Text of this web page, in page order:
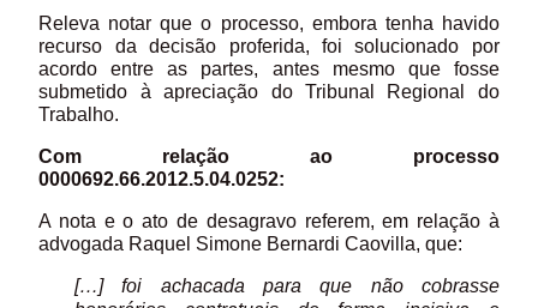
Releva notar que o processo, embora tenha havido
recurso da decisão proferida, foi solucionado por
acordo entre as partes, antes mesmo que fosse
submetido à apreciação do Tribunal Regional do
Trabalho.
Com relação ao processo
0000692.66.2012.5.04.0252:
A nota e o ato de desagravo referem, em relação à
advogada Raquel Simone Bernardi Caovilla, que:
[…] foi achacada para que não cobrasse